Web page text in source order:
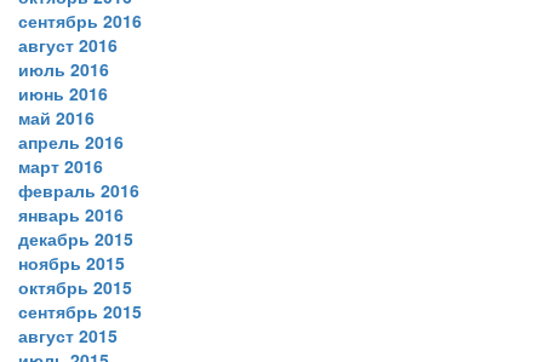
сентябрь 2016
август 2016
июль 2016
июнь 2016
май 2016
апрель 2016
март 2016
февраль 2016
январь 2016
декабрь 2015
ноябрь 2015
октябрь 2015
сентябрь 2015
август 2015